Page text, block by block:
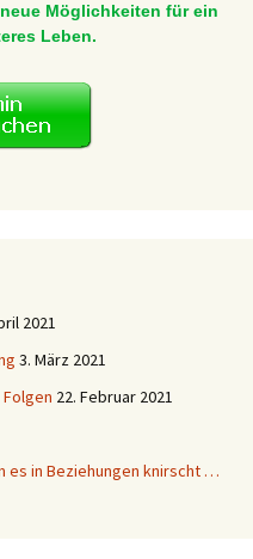
Möglichkeiten für ein
Leben.
2021
3. März 2021
22. Februar 2021
es in Beziehungen knirscht …